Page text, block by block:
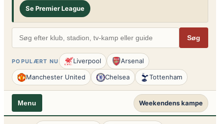
Se Premier League
Søg
POPULÆRT NU Liverpool Arsenal
Manchester United Chelsea Tottenham
Menu Weekendens kampe